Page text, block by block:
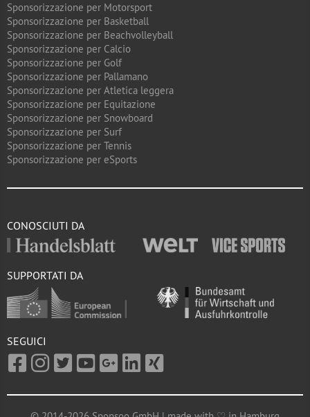
Sponsorizzazione per Motorsport
Sponsorizzazione per Basketball
Sponsorizzazione per Beachvolleyball
Sponsorizzazione per Calcio
Sponsorizzazione per Golf
Sponsorizzazione per Pallamano
Sponsorizzazione per Atletica leggera
Sponsorizzazione per Equitazione
Sponsorizzazione per Snowboard
Sponsorizzazione per Surf
Sponsorizzazione per Tennis
Sponsorizzazione per eSports
CONOSCIUTI DA
SUPPORTATI DA
SEGUICI